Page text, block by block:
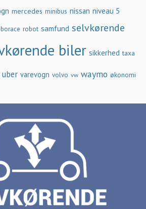
mercedes minibus nissan niveau 5
robot samfund selvkørende
biler sikkerhed taxa
uber varevogn volvo vw waymo økonomi